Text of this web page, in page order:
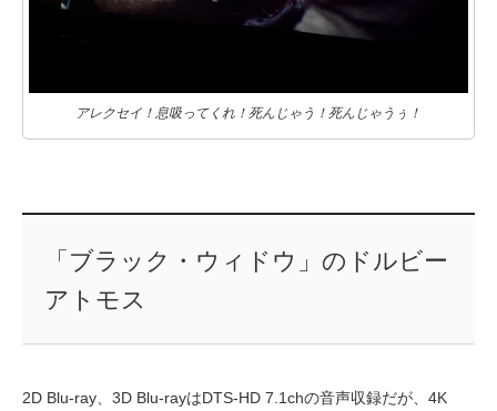
アレクセイ！息吸ってくれ！死んじゃう！死んじゃうぅ！
「ブラック・ウィドウ」のドルビー
アトモス
2D Blu-ray、3D Blu-rayはDTS-HD 7.1chの音声収録だが、4K